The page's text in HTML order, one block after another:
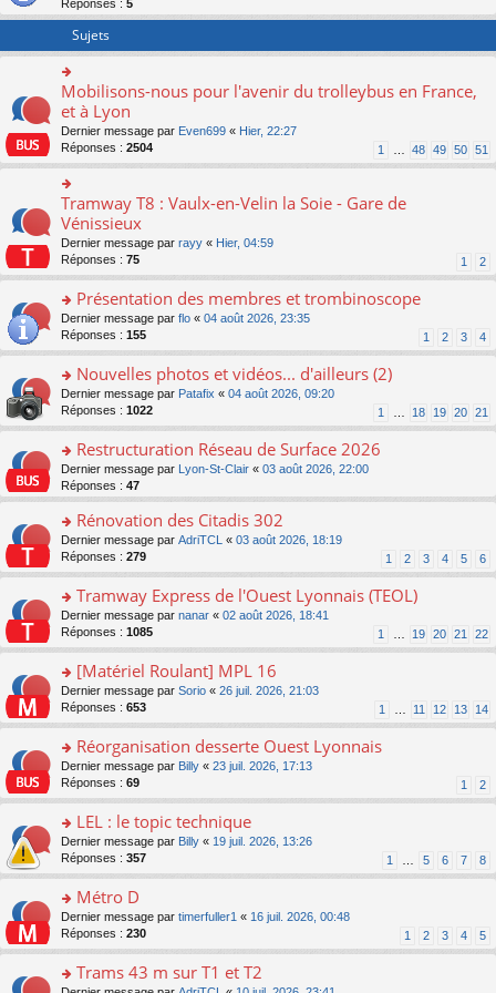
er
s
s
a
g
e
n
o
n
lu
le
pl
u
s
ré
c
e
Réponses : 5
Sujets
o
n
ult
er
le
m
s
s
a
g
n
o
n
lu
le
pl
u
c
e
nt
Mobilisons-nous pour l'avenir du trolleybus en France,
et à Lyon
Dernier message par Even699 « Hier, 22:27
Réponses : 2504 1 48 49 50 51
o
n
ult
er
le
m
e
s
s
a
g
e
n
o
n
lu
le
pl
u
s
ré
nt
Tramway T8 : Vaulx-en-Velin la Soie - Gare de
Vénissieux
Dernier message par rayy « Hier, 04:59
Réponses : 75 1 2
o
n
s
ult
er
le
m
e
s
s
a
g
e
n
o
le
pl
u
s
ré
c
e
Présentation des membres et trombinoscope
Dernier message par flo « 04 août 2026, 23:35
Réponses : 155 1 2 3 4
o
n
s
ult
er
le
m
s
s
a
g
e
n
o
le
pl
u
s
ré
c
e
Nouvelles photos et vidéos... d'ailleurs (2)
Dernier message par Patafix « 04 août 2026, 09:20
Réponses : 1022 1 18 19 20 21
o
n
s
ult
er
le
s
s
a
g
e
n
o
le
pl
u
s
ré
c
e
Restructuration Réseau de Surface 2026
Dernier message par Lyon-St-Clair « 03 août 2026, 22:00
Réponses : 47
o
n
s
ult
er
le
m
e
s
s
a
g
n
o
n
lu
le
pl
u
s
c
e
nt
Rénovation des Citadis 302
Dernier message par AdriTCL « 03 août 2026, 18:19
Réponses : 279 1 2 3 4 5 6
o
n
s
ult
er
le
m
e
s
s
a
g
n
o
n
lu
le
pl
u
s
c
Tramway Express de l'Ouest Lyonnais (TEOL)
Dernier message par nanar « 02 août 2026, 18:41
Réponses : 1085 1 19 20 21 22
o
n
s
ult
er
le
m
e
s
s
a
g
n
o
n
lu
le
pl
[Matériel Roulant] MPL 16
Dernier message par Sorio « 26 juil. 2026, 21:03
Réponses : 653 1 11 12 13 14
o
n
s
ult
er
le
m
e
s
s
a
g
n
Réorganisation desserte Ouest Lyonnais
Dernier message par Billy « 23 juil. 2026, 17:13
Réponses : 69 1 2
o
n
s
ult
er
le
m
e
s
LEL : le topic technique
Dernier message par Billy « 19 juil. 2026, 13:26
Réponses : 357 1 5 6 7 8
o
n
s
ult
er
Métro D
Dernier message par timerfuller1 « 16 juil. 2026, 00:48
Réponses : 230 1 2 3 4 5
Trams 43 m sur T1 et T2